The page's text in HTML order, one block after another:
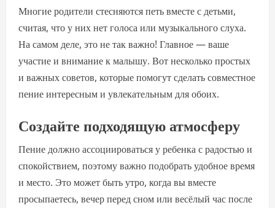
Многие родители стесняются петь вместе с детьми,
считая, что у них нет голоса или музыкального слуха.
На самом деле, это не так важно! Главное — ваше
участие и внимание к малышу. Вот несколько простых
и важных советов, которые помогут сделать совместное
пение интересным и увлекательным для обоих.
Создайте подходящую атмосферу
Пение должно ассоциироваться у ребенка с радостью и
спокойствием, поэтому важно подобрать удобное время
и место. Это может быть утро, когда вы вместе
просыпаетесь, вечер перед сном или весёлый час после